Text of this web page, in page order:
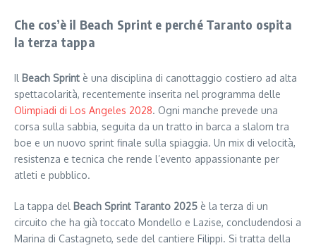
Che cos’è il Beach Sprint e perché Taranto ospita
la terza tappa
Il Beach Sprint è una disciplina di canottaggio costiero ad alta
spettacolarità, recentemente inserita nel programma delle
Olimpiadi di Los Angeles 2028. Ogni manche prevede una
corsa sulla sabbia, seguita da un tratto in barca a slalom tra
boe e un nuovo sprint finale sulla spiaggia. Un mix di velocità,
resistenza e tecnica che rende l’evento appassionante per
atleti e pubblico.
La tappa del Beach Sprint Taranto 2025 è la terza di un
circuito che ha già toccato Mondello e Lazise, concludendosi a
Marina di Castagneto, sede del cantiere Filippi. Si tratta della